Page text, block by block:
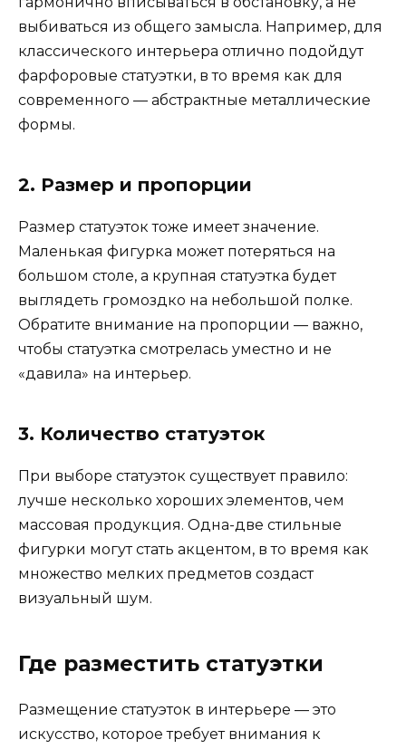
выбиваться из общего замысла. Например, для
классического интерьера отлично подойдут
фарфоровые статуэтки, в то время как для
современного — абстрактные металлические
формы.
2. Размер и пропорции
Размер статуэток тоже имеет значение.
Маленькая фигурка может потеряться на
большом столе, а крупная статуэтка будет
выглядеть громоздко на небольшой полке.
Обратите внимание на пропорции — важно,
чтобы статуэтка смотрелась уместно и не
«давила» на интерьер.
3. Количество статуэток
При выборе статуэток существует правило:
лучше несколько хороших элементов, чем
массовая продукция. Одна-две стильные
фигурки могут стать акцентом, в то время как
множество мелких предметов создаст
визуальный шум.
Где разместить статуэтки
Размещение статуэток в интерьере — это
искусство, которое требует внимания к